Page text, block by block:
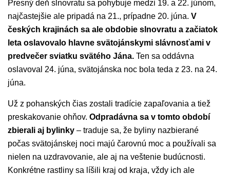
Presný deň slnovratu sa pohybuje medzi 19. a 22. júnom,
najčastejšie ale pripadá na 21., prípadne 20. júna. V
českých krajinách sa ale obdobie slnovratu a začiatok
leta oslavovalo hlavne svätojánskymi slávnosťami v
predvečer sviatku svätého Jána. Ten sa oddávna
oslavoval 24. júna, svätojánska noc bola teda z 23. na 24.
júna.
Už z pohanských čias zostali tradície zapaľovania a tiež
preskakovanie ohňov. Odpradávna sa v tomto období
zbierali aj bylinky – traduje sa, že byliny nazbierané
počas svätojánskej noci majú čarovnú moc a používali sa
nielen na uzdravovanie, ale aj na veštenie budúcnosti.
Konkrétne rastliny sa líšili kraj od kraja, vždy ich ale